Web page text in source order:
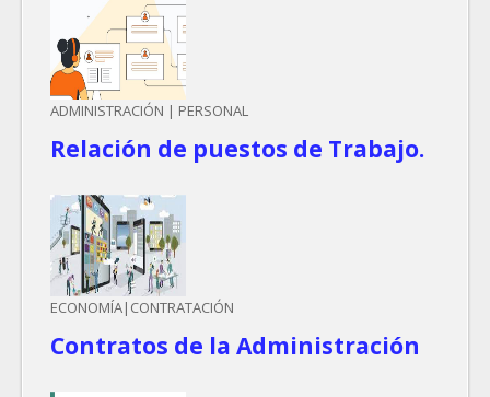
ADMINISTRACIÓN | PERSONAL
Relación de puestos de Trabajo.
ECONOMÍA|CONTRATACIÓN
Contratos de la Administración